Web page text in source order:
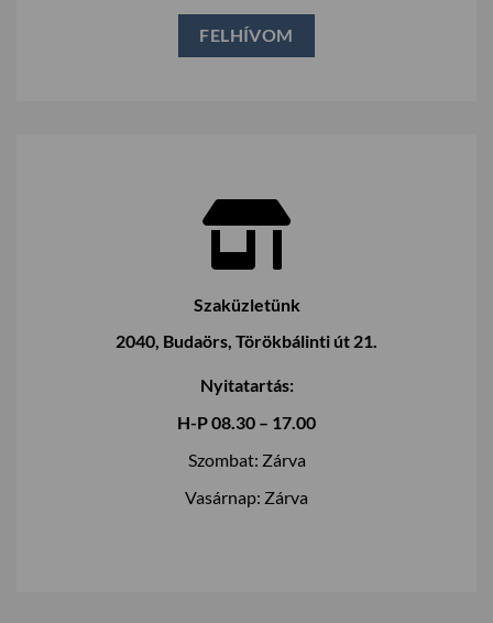
FELHÍVOM
Szaküzletünk
2040, Budaörs, Törökbálinti út 21.
Nyitatartás:
H-P 08.30 – 17.00
Szombat: Zárva
Vasárnap: Zárva